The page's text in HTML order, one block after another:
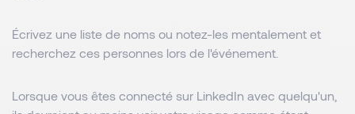
Écrivez une liste de noms ou notez-les mentalement et
recherchez ces personnes lors de l'événement.
Lorsque vous êtes connecté sur LinkedIn avec quelqu'un,